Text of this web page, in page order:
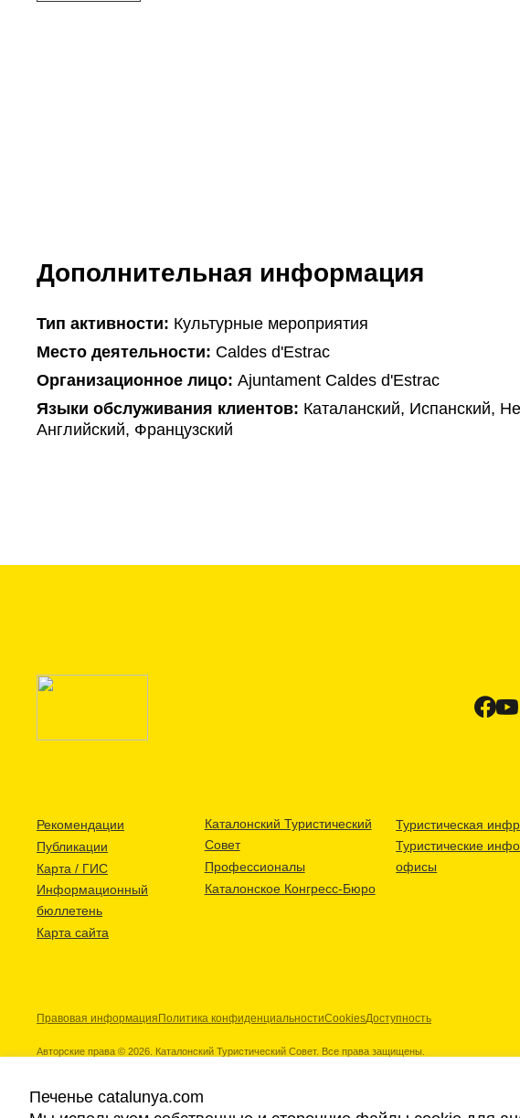
Дополнительная информация
Тип активности: Культурные мероприятия
Mесто деятельности: Caldes d'Estrac
Организационное лицо: Ajuntament Caldes d'Estrac
Языки обслуживания клиентов: Каталанский, Испанский,
Английский, Французский
Рекомендации
Публикации
Карта / ГИС
Информационный
бюллетень
Карта сайта
Каталонский Туристический
Совет
Профессионалы
Каталонское Конгресс-Бюро
Туристическая
Туристические
офисы
Правовая информация Политика конфиденциальностиCookiesДоступность
Авторские права © 2026. Каталонский Туристический Совет. Все права защищены.
Печенье catalunya.com